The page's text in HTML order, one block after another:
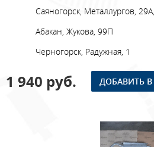
Саяногорск, Металлургов,
Абакан, Жукова, 99П
Черногорск, Радужная, 1
1 940 руб. ДОБАВИТЬ